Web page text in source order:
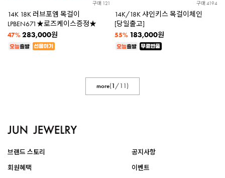
구매 121
14K 18K 러브포엠 목걸이
LPBEN671★로즈케이스증정★
47% 283,000원
구매 4194
14K/18K 샤인키스 목걸이체인
[당일출고]
55% 183,000원
more(1/11)
브랜드 스토리
공지사항
회원혜택
이벤트